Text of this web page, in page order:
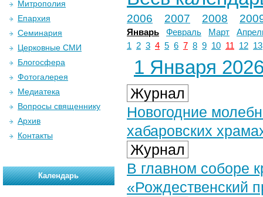
2006 2007 2008
Январь Февраль Март
1
2 3 4 5 6 7 8 9 10 11 12 13
1 Января
Журнал
Новогодние
хабаровских
Журнал
В главном соборе
«Рождественский
Митрополия
Епархия
Семинария
Церковные СМИ
Блогосфера
Фотогалерея
Медиатека
Вопросы священнику
Архив
Контакты
Календарь